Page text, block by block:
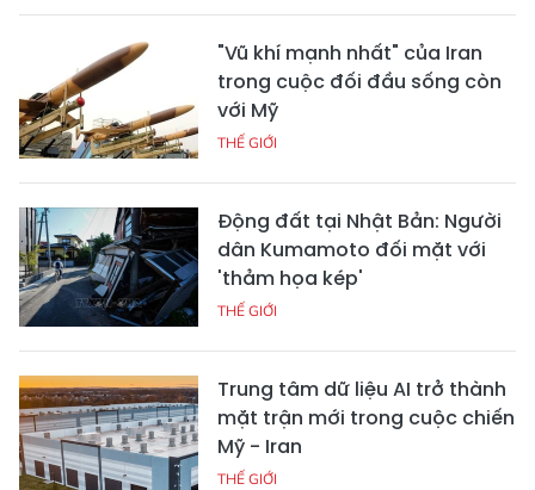
"Vũ khí mạnh nhất" của Iran
trong cuộc đối đầu sống còn
với Mỹ
THẾ GIỚI
Động đất tại Nhật Bản: Người
dân Kumamoto đối mặt với
'thảm họa kép'
THẾ GIỚI
Trung tâm dữ liệu AI trở thành
mặt trận mới trong cuộc chiến
Mỹ - Iran
THẾ GIỚI